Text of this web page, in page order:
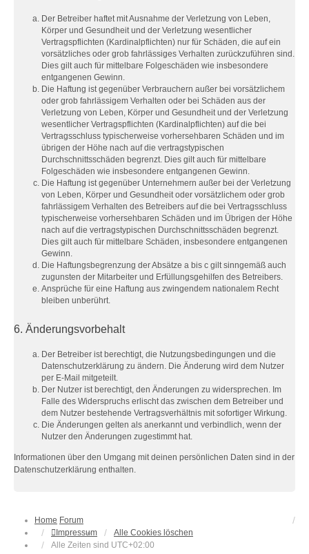
Der Betreiber haftet mit Ausnahme der Verletzung von Leben,
Körper und Gesundheit und der Verletzung wesentlicher
Vertragspflichten (Kardinalpflichten) nur für Schäden, die auf ein
vorsätzliches oder grob fahrlässiges Verhalten zurückzuführen sind.
Dies gilt auch für mittelbare Folgeschäden wie insbesondere
entgangenen Gewinn.
Die Haftung ist gegenüber Verbrauchern außer bei vorsätzlichem
oder grob fahrlässigem Verhalten oder bei Schäden aus der
Verletzung von Leben, Körper und Gesundheit und der Verletzung
wesentlicher Vertragspflichten (Kardinalpflichten) auf die bei
Vertragsschluss typischerweise vorhersehbaren Schäden und im
übrigen der Höhe nach auf die vertragstypischen
Durchschnittsschäden begrenzt. Dies gilt auch für mittelbare
Folgeschäden wie insbesondere entgangenen Gewinn.
Die Haftung ist gegenüber Unternehmern außer bei der Verletzung
von Leben, Körper und Gesundheit oder vorsätzlichem oder grob
fahrlässigem Verhalten des Betreibers auf die bei Vertragsschluss
typischerweise vorhersehbaren Schäden und im Übrigen der Höhe
nach auf die vertragstypischen Durchschnittsschäden begrenzt.
Dies gilt auch für mittelbare Schäden, insbesondere entgangenen
Gewinn.
Die Haftungsbegrenzung der Absätze a bis c gilt sinngemäß auch
zugunsten der Mitarbeiter und Erfüllungsgehilfen des Betreibers.
Ansprüche für eine Haftung aus zwingendem nationalem Recht
bleiben unberührt.
6. Änderungsvorbehalt
Der Betreiber ist berechtigt, die Nutzungsbedingungen und die
Datenschutzerklärung zu ändern. Die Änderung wird dem Nutzer
per E-Mail mitgeteilt.
Der Nutzer ist berechtigt, den Änderungen zu widersprechen. Im
Falle des Widerspruchs erlischt das zwischen dem Betreiber und
dem Nutzer bestehende Vertragsverhältnis mit sofortiger Wirkung.
Die Änderungen gelten als anerkannt und verbindlich, wenn der
Nutzer den Änderungen zugestimmt hat.
Informationen über den Umgang mit deinen persönlichen Daten sind in der
Datenschutzerklärung enthalten.
Home Forum
Impressum
Alle Cookies löschen
Alle Zeiten sind UTC+02:00